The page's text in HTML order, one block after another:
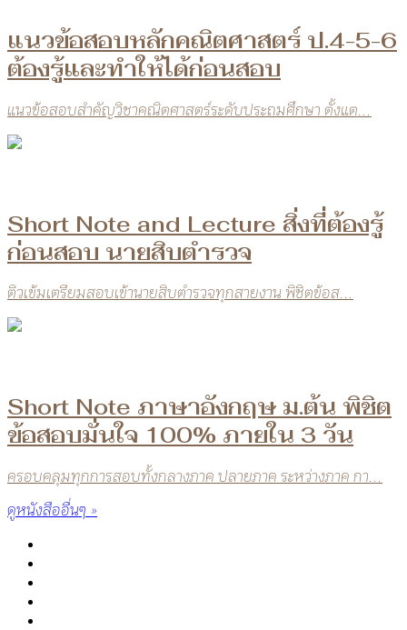
แนวข้อสอบหลักคณิตศาสตร์ ป.4-5-6
ต้องรู้และทำให้ได้ก่อนสอบ
แนวข้อสอบสำคัญวิชาคณิตศาสตร์ระดับประถมศึกษา ตั้งแต...
Short Note and Lecture สิ่งที่ต้องรู้
ก่อนสอบ นายสิบตำรวจ
ติวเข้มเตรียมสอบเข้านายสิบตำรวจทุกสายงาน พิชิตข้อส...
Short Note ภาษาอังกฤษ ม.ต้น พิชิต
ข้อสอบมั่นใจ 100% ภายใน 3 วัน
ครอบคลุมทุกการสอบทั้งกลางภาค ปลายภาค ระหว่างภาค กา...
ดูหนังสืออื่นๆ »